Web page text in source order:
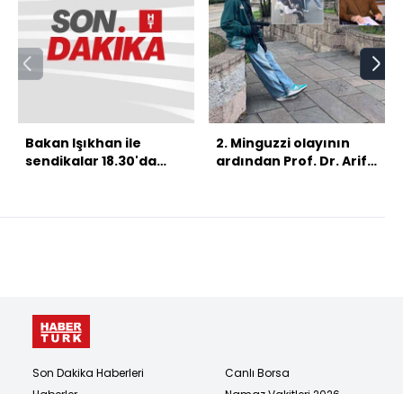
Bakan Işıkhan ile
sendikalar 18.30'da
2. Minguzzi olayının
ardından Prof. Dr. Arif
tetikçi çocuklar aldı!
Son Dakika Haberleri
Canlı Borsa